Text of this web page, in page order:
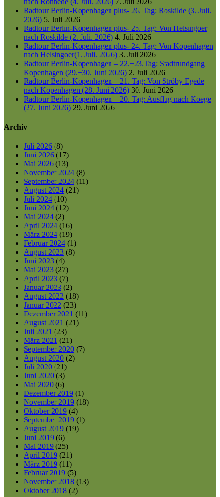
nach Rönnede (4. Juli. 2026) 7. Juli 2026
Radtour Berlin-Kopenhagen plus- 26. Tag: Roskilde (3. Juli.
2026) 5. Juli 2026
Radtour Berlin-Kopenhagen plus- 25. Tag: Von Helsingoer
nach Roskilde (2. Juli. 2026) 4. Juli 2026
Radtour Berlin-Kopenhagen plus- 24. Tag: Von Kopenhagen
nach Helsingoer(1. Juli. 2026) 3. Juli 2026
Radtour Berlin-Kopenhagen – 22.+23.Tag: Stadtrundgang
Kopenhagen (29.+30. Juni 2026) 2. Juli 2026
Radtour Berlin-Kopenhagen – 21. Tag: Von Ströby Egede
nach Kopenhagen (28. Juni 2026) 30. Juni 2026
Radtour Berlin-Kopenhagen – 20. Tag: Ausflug nach Koege
(27. Juni 2026) 29. Juni 2026
Archiv
Juli 2026 (8)
Juni 2026 (17)
Mai 2026 (13)
November 2024 (8)
September 2024 (11)
August 2024 (21)
Juli 2024 (10)
Juni 2024 (12)
Mai 2024 (2)
April 2024 (16)
März 2024 (19)
Februar 2024 (1)
August 2023 (8)
Juni 2023 (4)
Mai 2023 (27)
April 2023 (7)
Januar 2023 (2)
August 2022 (18)
Januar 2022 (23)
Dezember 2021 (11)
August 2021 (21)
Juli 2021 (23)
März 2021 (21)
September 2020 (7)
August 2020 (2)
Juli 2020 (21)
Juni 2020 (3)
Mai 2020 (6)
Dezember 2019 (1)
November 2019 (18)
Oktober 2019 (4)
September 2019 (1)
August 2019 (19)
Juni 2019 (6)
Mai 2019 (25)
April 2019 (21)
März 2019 (11)
Februar 2019 (5)
November 2018 (13)
Oktober 2018 (2)